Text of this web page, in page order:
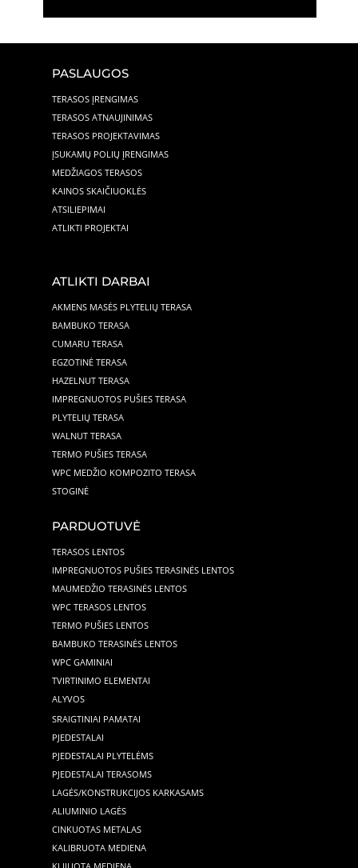
PASLAUGOS
TERASOS ĮRENGIMAS
TERASOS ATNAUJINIMAS
TERASOS PROJEKTAVIMAS
ĮSUKAMŲ POLIŲ ĮRENGIMAS
MEDŽIAGOS TERASOS
KAINOS SKAIČIUOKLĖS
ATSILIEPIMAI
ATLIKTI PROJEKTAI
ATLIKTI DARBAI
AKMENS MASĖS PLYTELIŲ TERASA
BAMBUKO TERASA
CUMARU TERASA
EGZOTINĖ TERASA
HAZELNUT TERASA
IMPREGNUOTOS PUŠIES TERASA
PLYTELIŲ TERASA
WALNUT TERASA
TERMO PUŠIES TERASA
WPC MEDŽIO KOMPOZITO TERASA
STOGINĖ
PARDUOTUVĖ
TERASOS LENTOS
IMPREGNUOTOS PUŠIES TERASINĖS LENTOS
MAUMEDŽIO TERASINĖS LENTOS
WPC TERASOS LENTOS
TERMO PUŠIES LENTOS
BAMBUKO TERASINĖS LENTOS
WPC GAMINIAI
TVIRTINIMO ELEMENTAI
ALYVOS
SRAIGTINIAI PAMATAI
PJEDESTALAI
PJEDESTALAI PLYTELĖMS
PJEDESTALAI TERASOMS
LAGĖS/KONSTRUKCIJOS KARKASAMS
ALIUMINIO LAGĖS
CINKUOTAS METALAS
KALIBRUOTA MEDIENA